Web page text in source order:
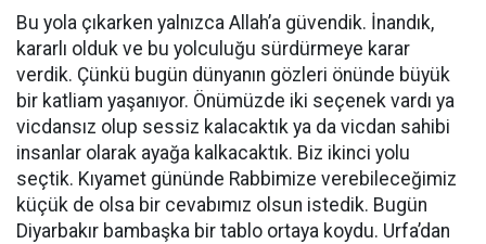
Bu yola çıkarken yalnızca Allah’a güvendik. İnandık,
kararlı olduk ve bu yolculuğu sürdürmeye karar
verdik. Çünkü bugün dünyanın gözleri önünde büyük
bir katliam yaşanıyor. Önümüzde iki seçenek vardı ya
vicdansız olup sessiz kalacaktık ya da vicdan sahibi
insanlar olarak ayağa kalkacaktık. Biz ikinci yolu
seçtik. Kıyamet gününde Rabbimize verebileceğimiz
küçük de olsa bir cevabımız olsun istedik. Bugün
Diyarbakır bambaşka bir tablo ortaya koydu. Urfa’dan